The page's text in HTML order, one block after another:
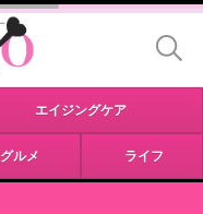
エイジングケア
グルメ ライフ